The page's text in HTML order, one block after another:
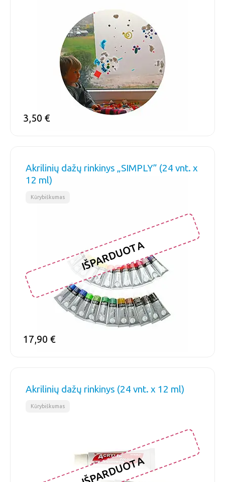
3,50 €
Akrilinių dažų rinkinys „SIMPLY” (24 vnt. x
12 ml)
Kūrybiškumas
17,90 €
IŠPARDUOTA
Akrilinių dažų rinkinys (24 vnt. x 12 ml)
Kūrybiškumas
IŠPARDUOTA